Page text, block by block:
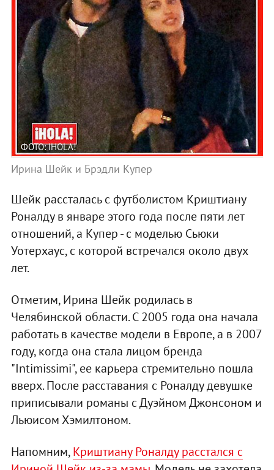
ФОТО: IHOLA!
Ирина Шейк и Брэдли Купер
Шейк рассталась с футболистом Криштиану
Роналду в январе этого года после пяти лет
отношений, а Купер - с моделью Сьюки
Уотерхаус, с которой встречался около двух
лет.
Отметим, Ирина Шейк родилась в
Челябинской области. С 2005 года она начала
работать в качестве модели в Европе, а в 2007
году, когда она стала лицом бренда
"Intimissimi", ее карьера стремительно пошла
вверх. После расставания с Роналду девушке
приписывали романы с Дуэйном Джонсоном и
Льюисом Хэмилтоном.
Напомним,Криштиану Роналду расстался с